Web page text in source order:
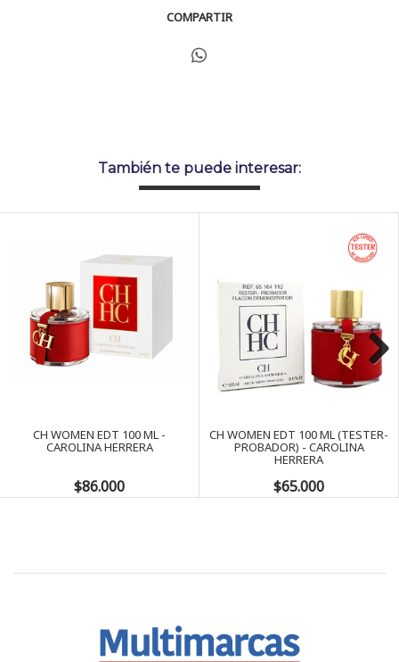
COMPARTIR
También te puede interesar:
CH WOMEN EDT 100 ML -
CAROLINA HERRERA
$86.000
CH WOMEN EDT 100 ML (TESTER-
PROBADOR) - CAROLINA
HERRERA
$65.000
Next